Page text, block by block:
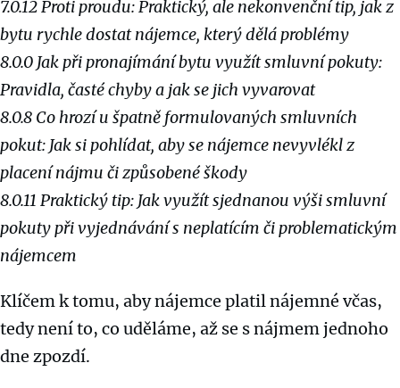
7.0.12 Proti proudu: Praktický, ale nekonvenční tip, jak z
bytu rychle dostat nájemce, který dělá problémy
8.0.0 Jak při pronajímání bytu využít smluvní pokuty:
Pravidla, časté chyby a jak se jich vyvarovat
8.0.8 Co hrozí u špatně formulovaných smluvních
pokut: Jak si pohlídat, aby se nájemce nevyvlékl z
placení nájmu či způsobené škody
8.0.11 Praktický tip: Jak využít sjednanou výši smluvní
pokuty při vyjednávání s neplatícím či problematickým
nájemcem
Klíčem k tomu, aby nájemce platil nájemné včas,
tedy není to, co uděláme, až se s nájmem jednoho
dne zpozdí.